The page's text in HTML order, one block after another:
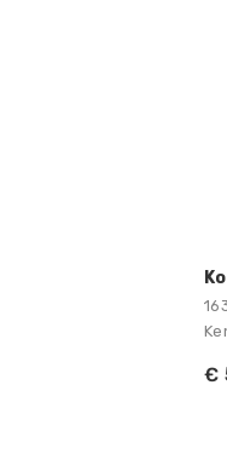
€